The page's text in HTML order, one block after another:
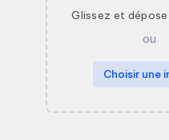
Glissez et
ou
Choisir une